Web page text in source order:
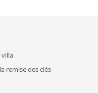
remise des clés